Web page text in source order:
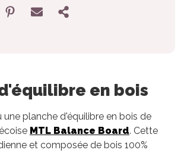
en bois
une planche d'équilibre en bois de
MTL Balance Board. Cette
et composée de bois 100%